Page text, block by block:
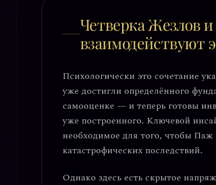
Четверка Жезлов
взаимодействуют
Психологически это сочетание
уже достигли определённого
самооценке — и теперь готовы
уже построенного. Ключевой
необходимое для того, чтобы
катастрофических последствий.
Однако здесь есть скрытое